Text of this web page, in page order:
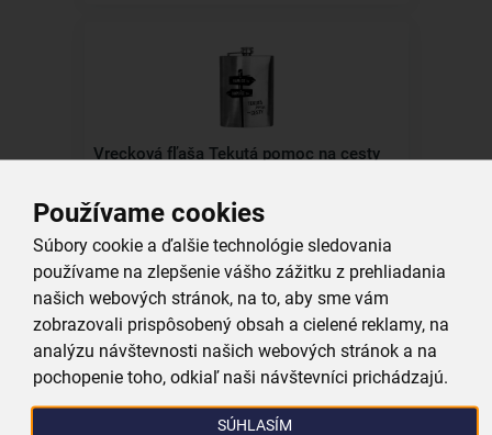
Používame cookies
Súbory cookie a ďalšie technológie sledovania
používame na zlepšenie vášho zážitku z prehliadania
našich webových stránok, na to, aby sme vám
zobrazovali prispôsobený obsah a cielené reklamy, na
analýzu návštevnosti našich webových stránok a na
pochopenie toho, odkiaľ naši návštevníci prichádzajú.
SÚHLASÍM
Vrecková fľaša Tekutá pomoc na cesty
skladom
6,99 €
Vložiť do košíka